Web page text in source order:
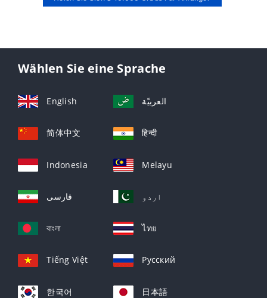
Wählen Sie eine Sprache
English العربيّة
简体中文 हिन्दी
Indonesia Melayu
فارسی اردو
বাংলা ไทย
Tiếng Việt Русский
한국어 日本語